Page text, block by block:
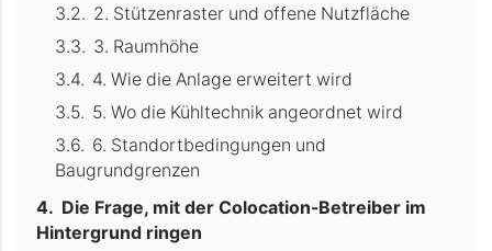
2. Stützenraster und offene Nutzfläche
3. Raumhöhe
4. Wie die Anlage erweitert wird
5. Wo die Kühltechnik angeordnet wird
6. Standortbedingungen und
Baugrundgrenzen
Die Frage, mit der Colocation-Betreiber im
Hintergrund ringen